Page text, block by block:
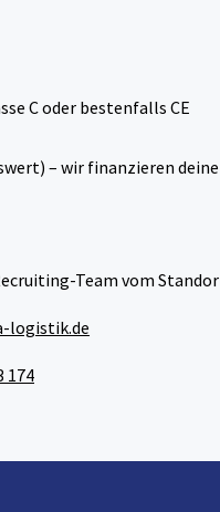
C oder bestenfalls CE
– wir finanzieren deine
Team vom
logistik.de
174